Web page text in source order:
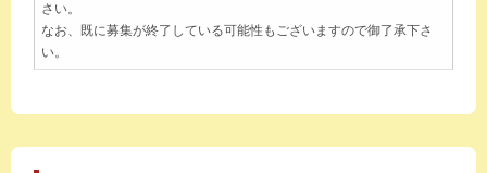
さい。
なお、既に募集が終了している可能性もございますので御了承下さ
い。